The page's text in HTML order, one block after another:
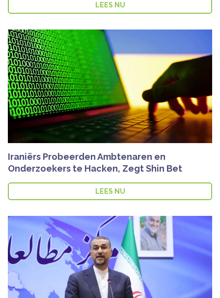
LEES NU
Iraniërs Probeerden Ambtenaren en
Onderzoekers te Hacken, Zegt Shin Bet
LEES NU